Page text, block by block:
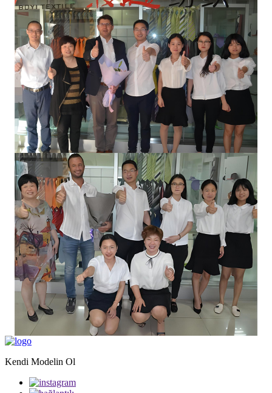
Kendi Modelin Ol